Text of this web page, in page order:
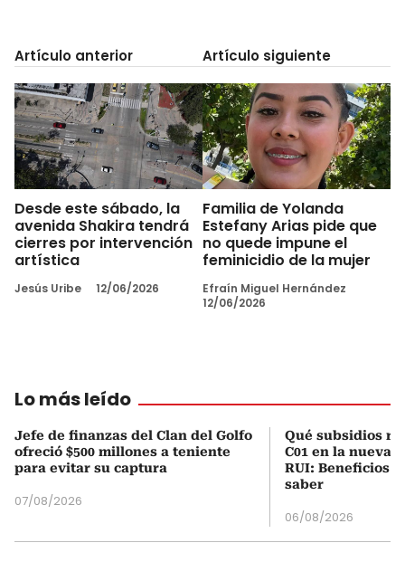
Artículo anterior
Desde este sábado, la
avenida Shakira tendrá
cierres por intervención
artística
Jesús Uribe 12/06/2026
Artículo siguiente
Familia de Yolanda
Estefany Arias pide que
no quede impune el
feminicidio de la mujer
Efraín Miguel Hernández
12/06/2026
Lo más leído
Jefe de finanzas del Clan del Golfo
ofreció $500 millones a teniente
para evitar su captura
07/08/2026
Qué subsidios
C01 en la nueva
RUI: Beneficios
saber
06/08/2026